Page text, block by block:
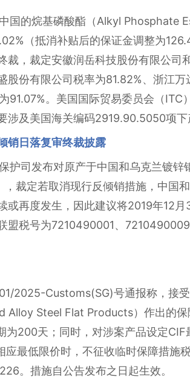
国的烷基磷酸酯（Alkyl Phosphate
（抵消补贴后的保证金调整为
裁，裁定安徽润岳科技股份有限公
份有限公司税率为81.82%、浙江万
91.07%。美国国际贸易委员会（
及美国海关编码2919.90.5050项下
销日落复审终裁披露
护司发布对原产于中国和乌克兰镀锌
裁定若取消现行反倾销措施，中国
或再度发生，因此建议将2019年12
盟税号为7210490001、
2025-Customs(SG)号通报称，接
Alloy Steel Flat Products）作出的
为200天；同时，对涉案产品设定
最低限价时，不征收临时保障措施
。措施自公告发布之日起生效。